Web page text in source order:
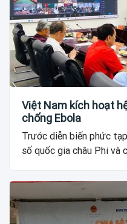
Việt Nam kích hoạt
chống Ebola
Trước diễn biến phức
số quốc gia châu Phi và